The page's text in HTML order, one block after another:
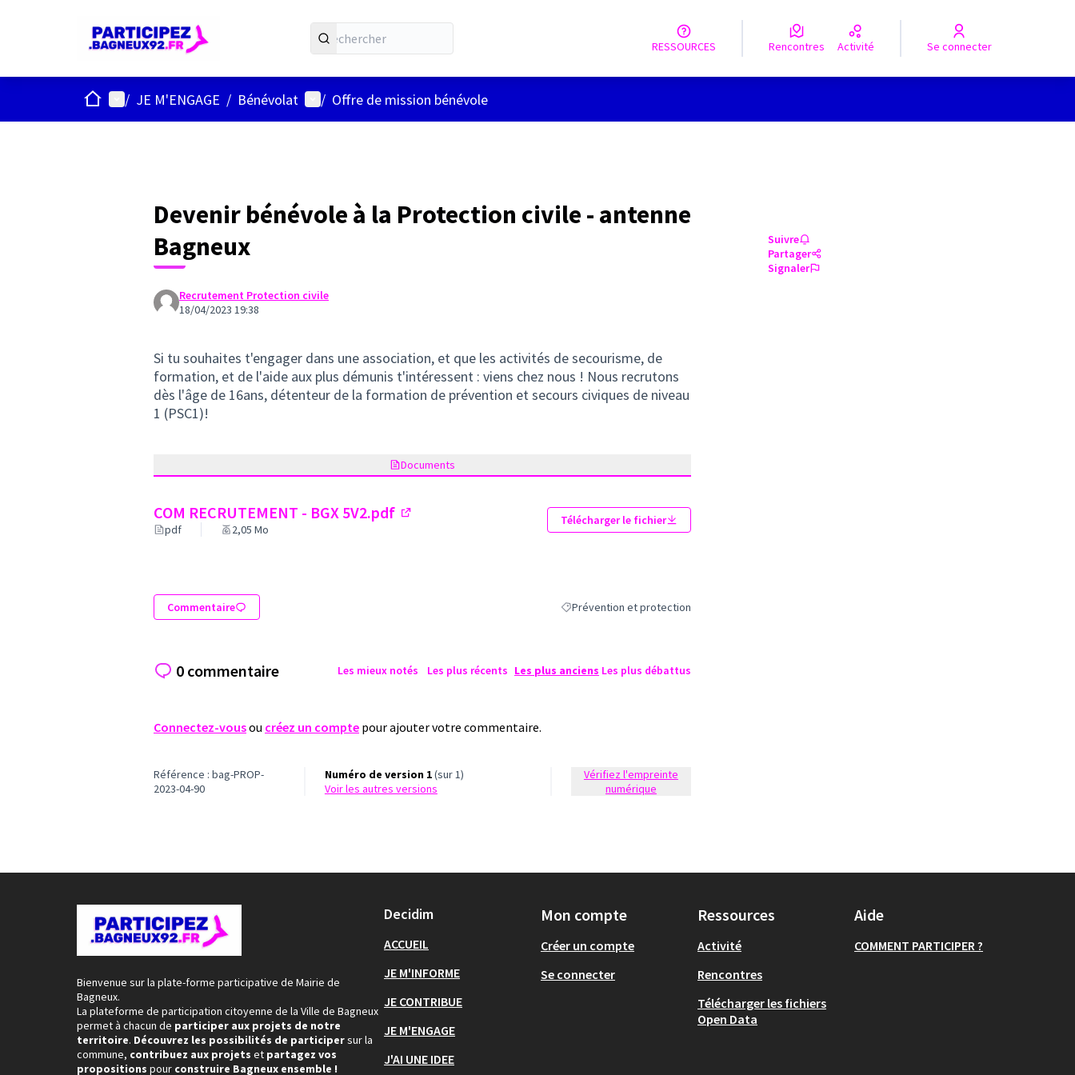
RESSOURCES Rencontres Activité Se connecter
ACCUEILMenu principal
/ JE M'ENGAGE / Bénévolat Menu utilisateur
/ Offre de mission bénévole
Devenir bénévole à la Protection civile - antenne
Bagneux
Recrutement Protection civile
18/04/2023 19:38
Si tu souhaites t'engager dans une association, et que les activités de secourisme, de
formation, et de l'aide aux plus démunis t'intéressent : viens chez nous ! Nous recrutons
dès l'âge de 16ans, détenteur de la formation de prévention et secours civiques de niveau
1 (PSC1)!
Documents
COM RECRUTEMENT - BGX 5V2.pdf
pdf 2,05 Mo
Télécharger le fichier
Commentaire Filtrer les résultats de la catégorie : Prévention et protection
Prévention et protection
Suivre
Partager
Signaler
0 commentaire Les mieux notés Les plus récents Les plus anciens Les plus débattus
Connectez-vousou créez un compte pour ajouter votre commentaire.
Référence : bag-PROP-
2023-04-90
Numéro de version 1(sur 1)
voir les autres versions
Vérifiez l'empreinte
numérique
Bienvenue sur la plate-forme participative de Mairie de
Bagneux.
La plateforme de participation citoyenne de la Ville de Bagneux
permet à chacun de participer aux projets de notre
territoire. Découvrez les possibilités de participersur la
commune, contribuez aux projets et partagez vos
propositions pour construire Bagneux ensemble !
Decidim
ACCUEIL
JE M'INFORME
JE CONTRIBUE
JE M'ENGAGE
J'AI UNE IDEE
Mon compte
Créer un compte
Se connecter
Ressources
Activité
Rencontres
Télécharger les fichiers
Open Data
Aide
COMMENT PARTICIPER ?